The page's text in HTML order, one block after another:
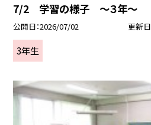
7/2 学習の様子 ～３年～
公開日 2026/07/02 更新日
3年生